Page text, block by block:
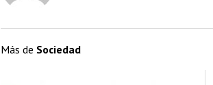
Más de Sociedad